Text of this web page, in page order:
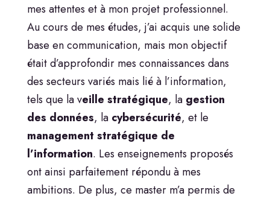
mes attentes et à mon projet professionnel.
Au cours de mes études, j’ai acquis une solide
base en communication, mais mon objectif
était d’approfondir mes connaissances dans
des secteurs variés mais lié à l’information,
tels que la veille stratégique, la gestion
des données, la cybersécurité, et le
management stratégique de
l’information. Les enseignements proposés
ont ainsi parfaitement répondu à mes
ambitions. De plus, ce master m’a permis de